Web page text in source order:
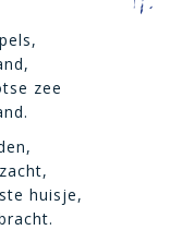
zee
huisje,